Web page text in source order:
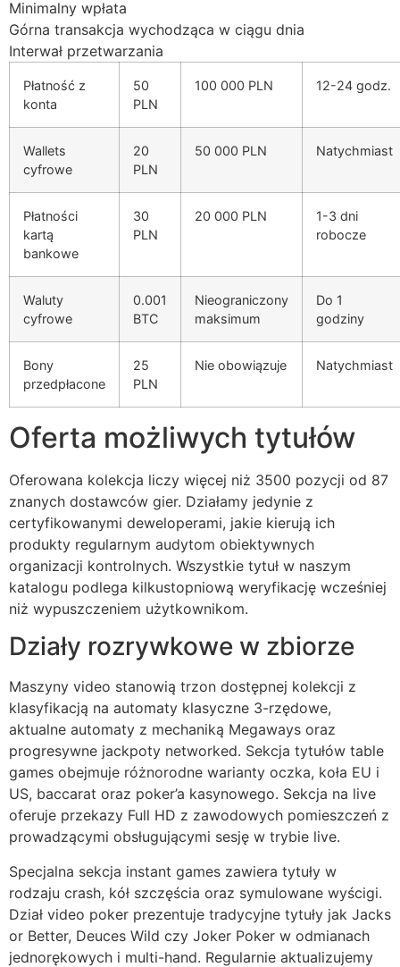
Minimalny wpłata
Górna transakcja wychodząca w ciągu dnia
Interwał przetwarzania
Płatność z
konta
50
PLN
100 000 PLN 12-24 godz.
Wallets
cyfrowe
20
PLN
50 000 PLN Natychmiast
Płatności
kartą
bankowe
30
PLN
20 000 PLN
1-3 dni
robocze
Waluty
cyfrowe
0.001
BTC
Nieograniczony
maksimum
Do 1
godziny
Bony
przedpłacone
25
PLN
Nie obowiązuje Natychmiast
Oferta możliwych tytułów
Oferowana kolekcja liczy więcej niż 3500 pozycji od 87
znanych dostawców gier. Działamy jedynie z
certyfikowanymi deweloperami, jakie kierują ich
produkty regularnym audytom obiektywnych
organizacji kontrolnych. Wszystkie tytuł w naszym
katalogu podlega kilkustopniową weryfikację wcześniej
niż wypuszczeniem użytkownikom.
Działy rozrywkowe w zbiorze
Maszyny video stanowią trzon dostępnej kolekcji z
klasyfikacją na automaty klasyczne 3-rzędowe,
aktualne automaty z mechaniką Megaways oraz
progresywne jackpoty networked. Sekcja tytułów table
games obejmuje różnorodne warianty oczka, koła EU i
US, baccarat oraz poker’a kasynowego. Sekcja na live
oferuje przekazy Full HD z zawodowych pomieszczeń z
prowadzącymi obsługującymi sesję w trybie live.
Specjalna sekcja instant games zawiera tytuły w
rodzaju crash, kół szczęścia oraz symulowane wyścigi.
Dział video poker prezentuje tradycyjne tytuły jak Jacks
or Better, Deuces Wild czy Joker Poker w odmianach
jednorękowych i multi-hand. Regularnie aktualizujemy